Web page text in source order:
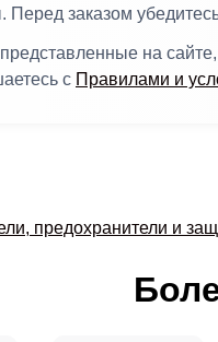
Перед заказом
на
с Правилами и
предохранители и